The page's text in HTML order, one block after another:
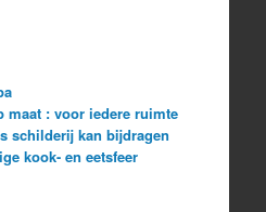
maat : voor iedere ruimte
schilderij kan bijdragen
kook- en eetsfeer